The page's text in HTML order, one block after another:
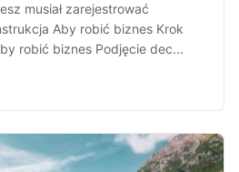
musiał zarejestrować
Aby robić biznes Krok
robić biznes Podjęcie dec...